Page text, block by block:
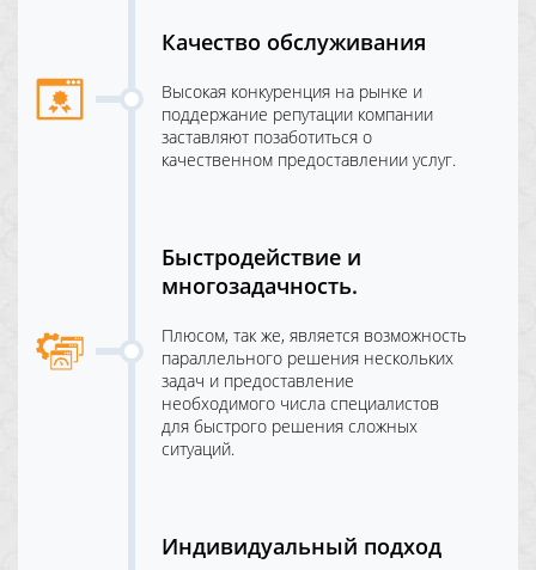
Качество обслуживания
Высокая конкуренция на рынке и
поддержание репутации компании
заставляют позаботиться о
качественном предоставлении услуг.
Быстродействие и
многозадачность.
Плюсом, так же, является возможность
параллельного решения нескольких
задач и предоставление
необходимого числа специалистов
для быстрого решения сложных
ситуаций.
Индивидуальный подход